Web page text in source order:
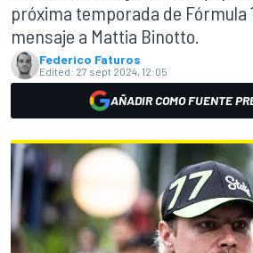
próxima temporada de Fórmula
mensaje a Mattia Binotto.
Federico Faturos
Edited: 27 sept 2024, 12:05
AÑADIR COMO FUENTE